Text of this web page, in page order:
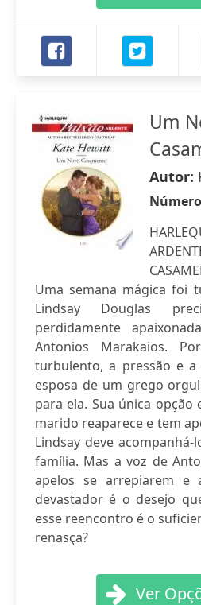
Um
Autor:
Uma semana mágica foi
Lindsay Douglas
perdidamente
Antonios Marakaios.
turbulento, a pressão e
esposa de um grego
para ela. Sua única opção
marido reaparece e tem
Lindsay deve
família. Mas a voz de
apelos se arrepiarem e
devastador é o desejo
esse reencontro é o
renasça?
Ver